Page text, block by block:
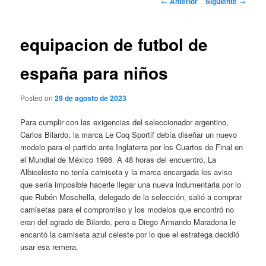
equipacion de futbol de
españa para niños
Posted on29 de agosto de 2023
Para cumplir con las exigencias del seleccionador argentino,
Carlos Bilardo, la marca Le Coq Sportif debía diseñar un nuevo
modelo para el partido ante Inglaterra por los Cuartos de Final en
el Mundial de México 1986. A 48 horas del encuentro, La
Albiceleste no tenía camiseta y la marca encargada les aviso
que sería imposible hacerle llegar una nueva indumentaria por lo
que Rubén Moschella, delegado de la selección, salió a comprar
camisetas para el compromiso y los modelos que encontró no
eran del agrado de Bilardo, pero a Diego Armando Maradona le
encantó la camiseta azul celeste por lo que el estratega decidió
usar esa remera.